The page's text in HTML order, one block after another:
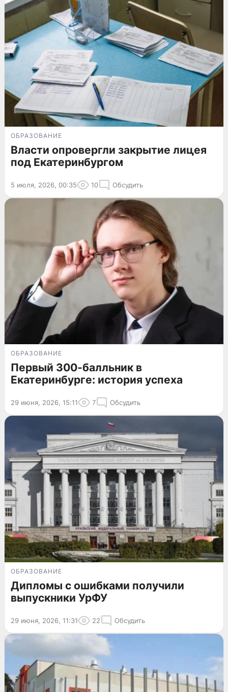
ОБРАЗОВАНИЕ
Власти опровергли закрытие лицея
под Екатеринбургом
5 июля, 2026, 00:35 10 Обсудить
ОБРАЗОВАНИЕ
Первый 300-балльник в
Екатеринбурге: история успеха
29 июня, 2026, 15:11 7 Обсудить
ОБРАЗОВАНИЕ
Дипломы с ошибками получили
выпускники УрФУ
29 июня, 2026, 11:31 22 Обсудить